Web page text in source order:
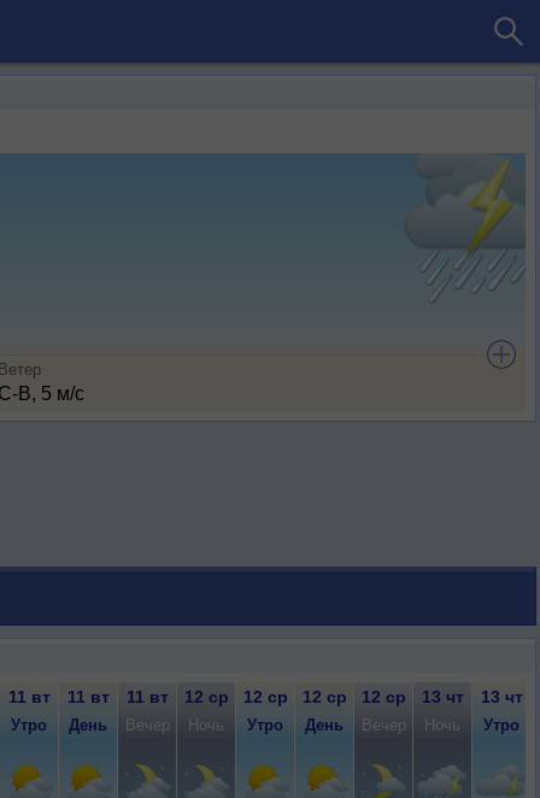
Ветер
С-В, 5 м/с
11 вт 11 вт 11 вт 12 ср 12 ср 12 ср 12 ср 13 чт 13 чт
Утро День Вечер Ночь Утро День Вечер Ночь Утро